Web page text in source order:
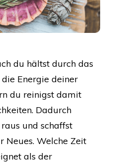
du hältst durch das
Energie deiner
du reinigst damit
Dadurch
und schaffst
Neues. Welche Zeit
als der